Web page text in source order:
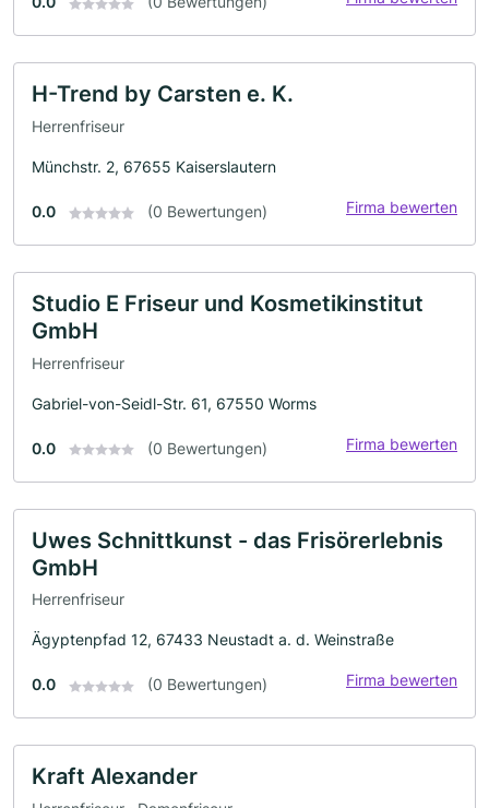
H-Trend by Carsten e. K.
Herrenfriseur
Münchstr. 2, 67655 Kaiserslautern
0.0 (0 Bewertungen) Firma bewerten
Studio E Friseur und Kosmetikinstitut
GmbH
Herrenfriseur
Gabriel-von-Seidl-Str. 61, 67550 Worms
0.0 (0 Bewertungen) Firma bewerten
Uwes Schnittkunst - das Frisörerlebnis
GmbH
Herrenfriseur
Ägyptenpfad 12, 67433 Neustadt a. d. Weinstraße
0.0 (0 Bewertungen) Firma bewerten
Kraft Alexander